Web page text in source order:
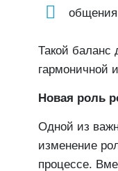
Такой баланс
гармоничной
Новая роль
Одной из
изменение
процессе.